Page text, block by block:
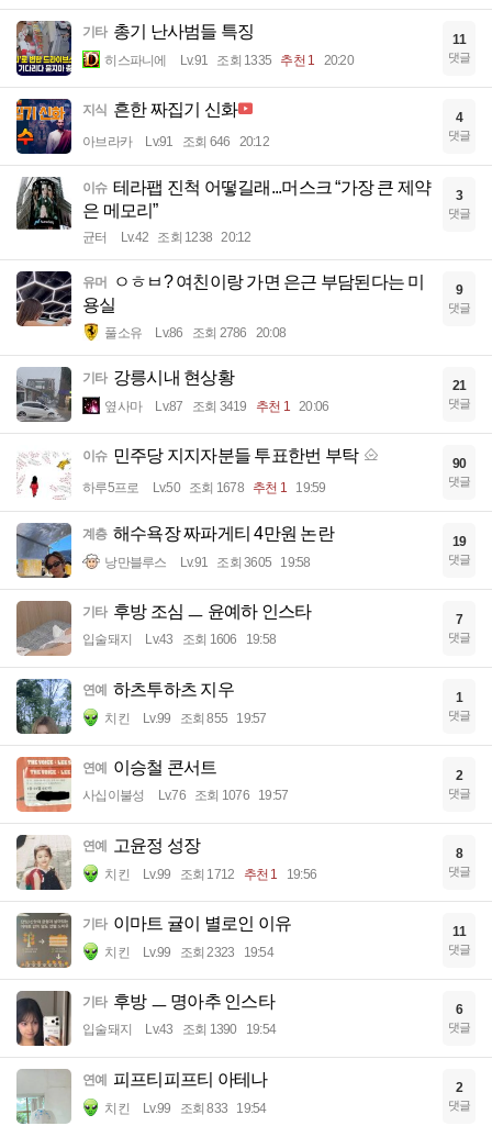
기타 총기 난사범들 특징
히스파니에 Lv.91 조회 1335 추천 1 20:20
11
댓글
지식 흔한 짜집기 신화
아브라카 Lv.91 조회 646 20:12
4
댓글
이슈 테라팹 진척 어떻길래...머스크 “가장 큰 제약
은 메모리”
균터 Lv.42 조회 1238 20:12
3
댓글
유머
ㅇㅎㅂ? 여친이랑 가면 은근 부담된다는 미
용실
풀소유 Lv.86 조회 2786 20:08
9
댓글
기타 강릉시내 현상황
옆사마 Lv.87 조회 3419 추천 1 20:06
21
댓글
이슈 민주당 지지자분들 투표한번 부탁
하루5프로 Lv.50 조회 1678 추천 1 19:59
90
댓글
계층 해수욕장 짜파게티 4만원 논란
낭만블루스 Lv.91 조회 3605 19:58
19
댓글
기타 후방 조심 ㅡ 윤예하 인스타
입술돼지 Lv.43 조회 1606 19:58
7
댓글
연예 하츠투하츠 지우
치킨 Lv.99 조회 855 19:57
1
댓글
연예 이승철 콘서트
사십이불성 Lv.76 조회 1076 19:57
2
댓글
연예 고윤정 성장
치킨 Lv.99 조회 1712 추천 1 19:56
8
댓글
기타 이마트 귤이 별로인 이유
치킨 Lv.99 조회 2323 19:54
11
댓글
기타 후방 ㅡ 명아추 인스타
입술돼지 Lv.43 조회 1390 19:54
6
댓글
연예 피프티피프티 아테나
치킨 Lv.99 조회 833 19:54
2
댓글